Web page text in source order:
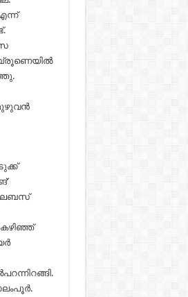
ബ്രൂണെയിൽ
മുഴുവൻ